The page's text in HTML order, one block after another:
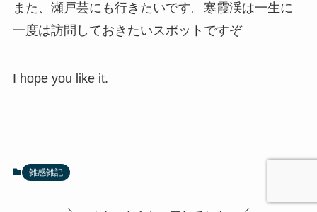
また、瀬戸芸にも行きたいです。寒霞渓は一生に
一度は訪問しておきたいスポットですぞ
I hope you like it.
雑感雑記